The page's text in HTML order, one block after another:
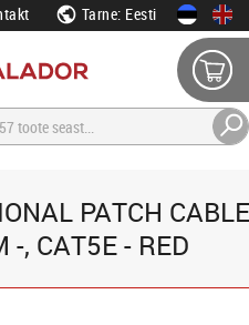
Tarne: Eesti
PATCH CABLE
, CAT5E - RED